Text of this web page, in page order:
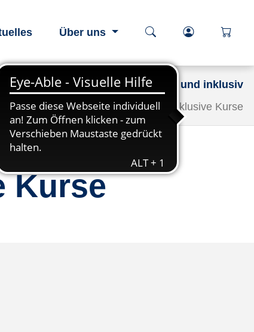
Über uns Kurssuche öffnen
Login-
Lernangebote – barrierefrei und inklusiv
Barrierefreie und inklusive Kurse
Kurse